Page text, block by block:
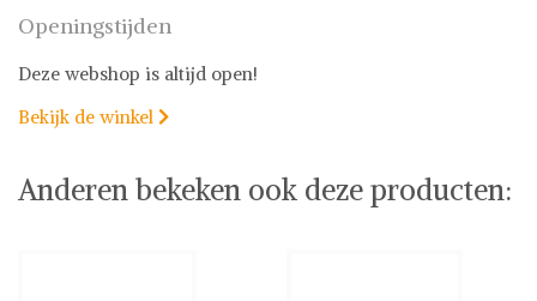
Openingstijden
Deze webshop is altijd open!
Bekijk de winkel 
Anderen bekeken ook deze producten: